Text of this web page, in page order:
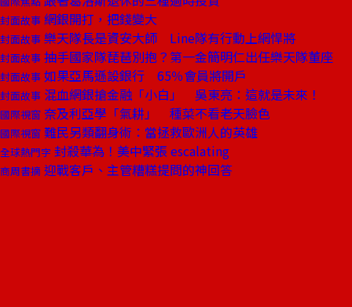
封面故事 網銀開打，把錢變大
封面故事 樂天隊長是資安大師 Line隊有行動上網悍將
封面故事 抽手國家隊琵琶別抱？第一金簡明仁出任樂天隊董座
封面故事 如果亞馬遜設銀行 65％會員將開戶
封面故事 混血網銀搶金融「小白」 吳東亮：這就是未來！
國際視窗 奈及利亞學「氣耕」 種菜不看老天臉色
國際視窗 難民另類翻身術：當拯救歐洲人的英雄
全球熱門字 封殺華為！美中緊張 escalating
商周書摘 迎戰客戶、主管糟糕提問的神回答